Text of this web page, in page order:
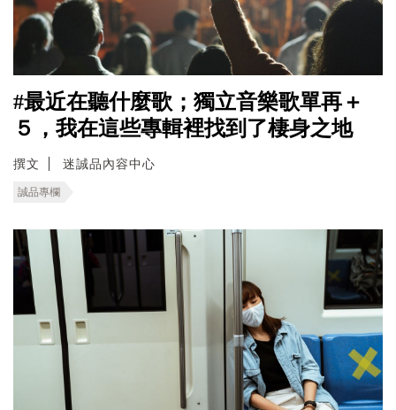
#最近在聽什麼歌；獨立音樂歌單再＋
５，我在這些專輯裡找到了棲身之地
撰文 迷誠品內容中心
誠品專欄